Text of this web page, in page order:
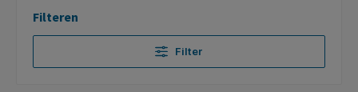
Filteren
Filter